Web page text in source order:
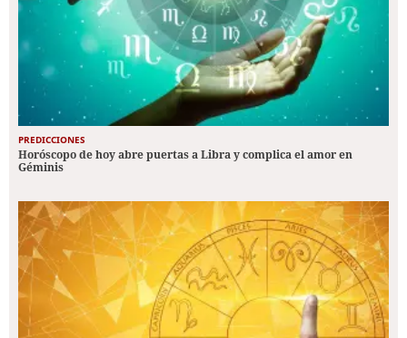
PREDICCIONES
Horóscopo de hoy abre puertas a Libra y complica el amor en
Géminis